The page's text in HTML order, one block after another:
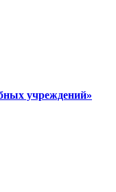
учреждений»